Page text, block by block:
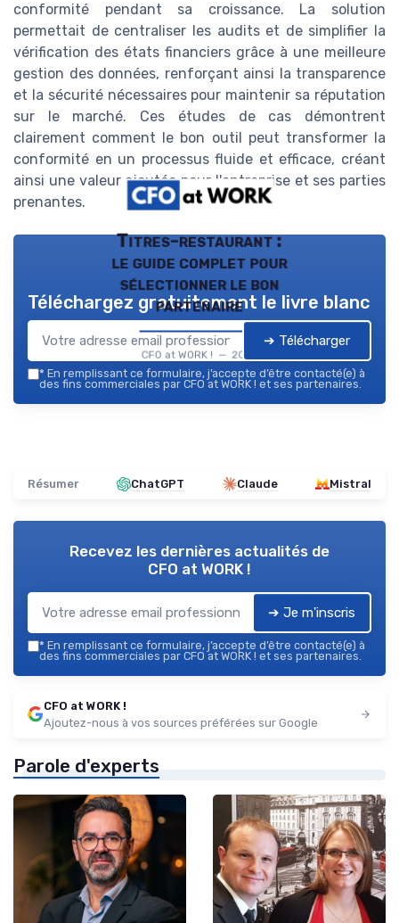
conformité pendant sa croissance. La solution
permettait de centraliser les audits et de simplifier la
vérification des états financiers grâce à une meilleure
gestion des données, renforçant ainsi la transparence
et la sécurité nécessaires pour maintenir sa réputation
sur le marché. Ces études de cas démontrent
clairement comment le bon outil peut transformer la
conformité en un processus fluide et efficace, créant
ainsi une valeur ajoutée pour l'entreprise et ses parties
prenantes.
Titres-restaurant :
le guide complet pour
sélectionner le bon
partenaire
CFO at WORK ! — 2026
Téléchargez gratuitement le livre blanc
➔ Télécharger
* En remplissant ce formulaire, j’accepte d’être contacté(e) à
des fins commerciales par CFO at WORK ! et ses partenaires.
Résumer ChatGPT Claude Mistral
Recevez les dernières actualités de
CFO at WORK !
➔ Je m'inscris
* En remplissant ce formulaire, j’accepte d’être contacté(e) à
des fins commerciales par CFO at WORK ! et ses partenaires.
CFO at WORK !
Ajoutez-nous à vos sources préférées sur Google
Parole d'experts